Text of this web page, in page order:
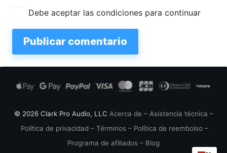
Debe aceptar las condiciones para continuar
Publicar comentario
© 2026 Clark Pro Audio, LLC Acerca de – Asistencia técnica –
Política de privacidad – Términos – Política de reembolso –
Programa de afiliados – Blog